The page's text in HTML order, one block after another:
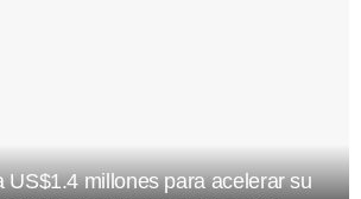
US$1.4 millones para acelerar su